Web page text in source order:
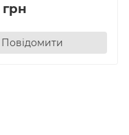
грн
Повідомити